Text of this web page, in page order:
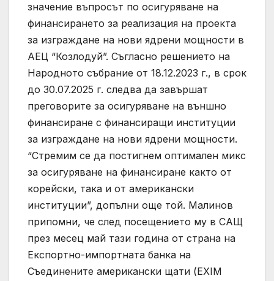
значение въпросът по осигуряване на
финансирането за реализация на проекта
за изграждане на нови ядрени мощности в
АЕЦ “Козлодуй”. Съгласно решението на
Народното събрание от 18.12.2023 г., в срок
до 30.07.2025 г. следва да завършат
преговорите за осигуряване на външно
финансиране с финансиращи институции
за изграждане на нови ядрени мощности.
“Стремим се да постигнем оптимален микс
за осигуряване на финансиране както от
корейски, така и от американски
институции”, допълни още той. Малинов
припомни, че след посещението му в САЩ
през месец май тази година от страна на
Експортно-импортната банка на
Съединените американски щати (EXIM